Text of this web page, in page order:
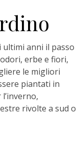
anni il passo
erbe e fiori,
le migliori
piantati in
rivolte a sud o